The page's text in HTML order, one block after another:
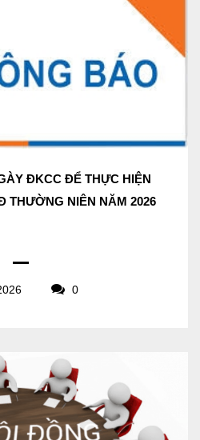
ĐKCC ĐỂ THỰC HIỆN
THƯỜNG NIÊN NĂM 2026
0